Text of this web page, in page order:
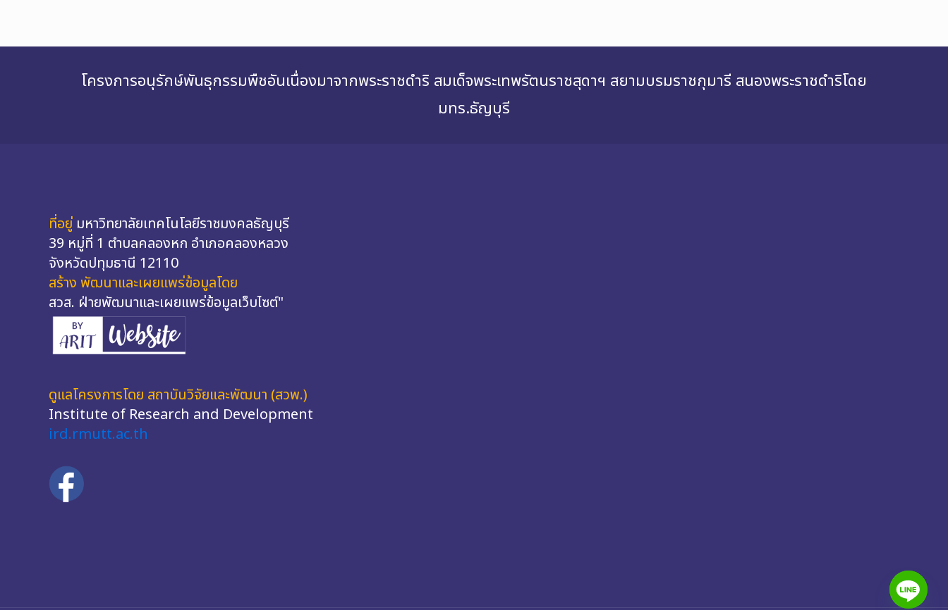
โครงการอนุรักษ์พันธุกรรมพืชอันเนื่องมาจากพระราชดำริ สมเด็จพระเทพรัตนราชสุดาฯ สยามบรมราชกุมารี สนองพระราชดำริโดย
มทร.ธัญบุรี
ที่อยู่ มหาวิทยาลัยเทคโนโลยีราชมงคลธัญบุรี
39 หมู่ที่ 1 ตำบลคลองหก อำเภอคลองหลวง
จังหวัดปทุมธานี 12110
สร้าง พัฒนาและเผยแพร่ข้อมูลโดย
สวส. ฝ่ายพัฒนาและเผยแพร่ข้อมูลเว็บไซต์"
ดูแลโครงการโดย สถาบันวิจัยและพัฒนา (สวพ.)
Institute of Research and Development
ird.rmutt.ac.th